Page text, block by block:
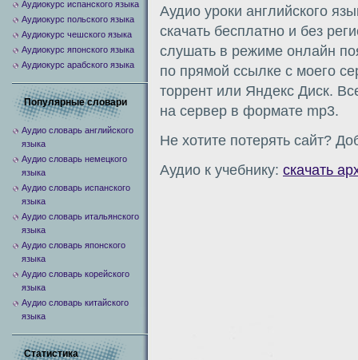
Аудио уроки английского
скачать бесплатно и без
слушать в режиме онлайн
по прямой ссылке с моего
торрент или Яндекс Диск.
на сервер в формате mp3.
Не хотите потерять сайт?
Аудио к учебнику: скачать
Аудиокурс испанского языка
Аудиокурс польского языка
Аудиокурс чешского языка
Аудиокурс японского языка
Аудиокурс арабского языка
Популярные словари
Аудио словарь английского
языка
Аудио словарь немецкого
языка
Аудио словарь испанского
языка
Аудио словарь итальянского
языка
Аудио словарь японского
языка
Аудио словарь корейского
языка
Аудио словарь китайского
языка
Статистика